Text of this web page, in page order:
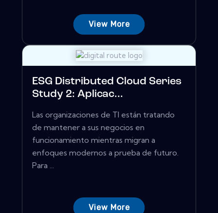
View More
ESG Distributed Cloud Series
Study 2: Aplicac...
Las organizaciones de TI están tratando
de mantener a sus negocios en
funcionamiento mientras migran a
enfoques modernos a prueba de futuro.
Para ...
View More